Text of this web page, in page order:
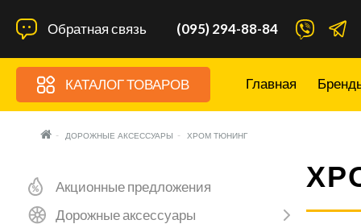
Обратная связь (095) 294-88-84
КАТАЛОГ ТОВАРОВ Главная
Акционные предложения
Дорожные аксессуары
ДОРОЖНЫЕ АКСЕССУАРЫ ХРОМ ТЮНИНГ